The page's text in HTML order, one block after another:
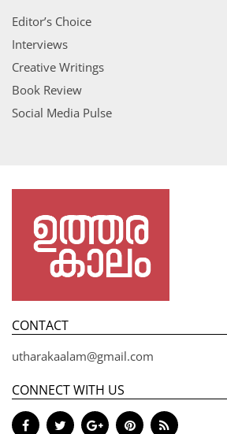
Editor’s Choice
Interviews
Creative Writings
Book Review
Social Media Pulse
CONTACT
utharakaalam@gmail.com
CONNECT WITH US